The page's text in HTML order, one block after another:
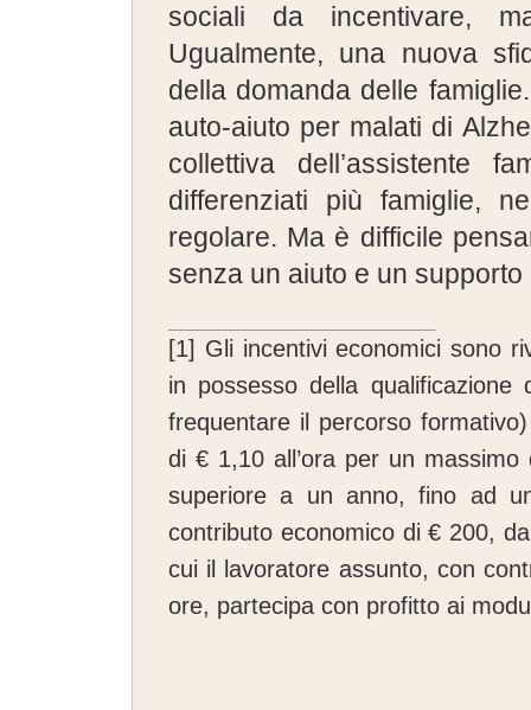
sociali da incentivare,
Ugualmente, una nuova
della domanda delle
auto-aiuto per malati di
collettiva dell’assistente
differenziati più famiglie,
regolare. Ma è difficile
senza un aiuto e un supporto
[1] Gli incentivi economici sono
in possesso della qualificazione
frequentare il percorso
di € 1,10 all’ora per un
superiore a un anno, fino ad
contributo economico di € 200,
cui il lavoratore assunto, con
ore, partecipa con profitto ai